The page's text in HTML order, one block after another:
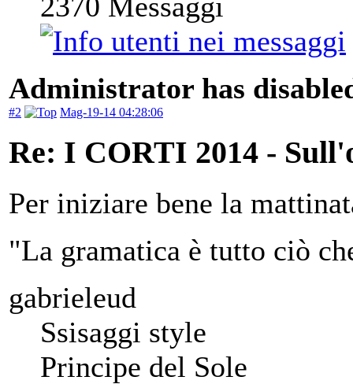
Administrator has
#2 Mag-19-14 04:28:06
Re: I CORTI 2014 -
Per iniziare bene la
"La gramatica è tutto ciò
gabrieleud
Ssisaggi style
Principe del Sole